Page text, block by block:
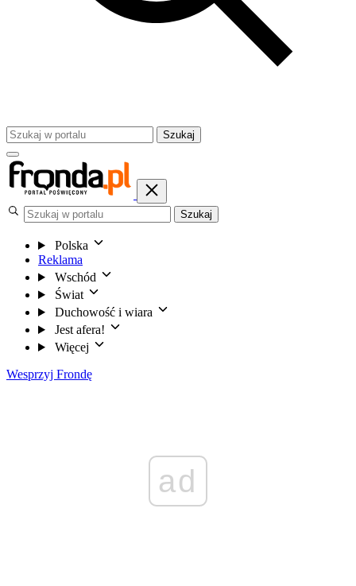
Szukaj
Szukaj
Polska
Reklama
Wschód
Świat
Duchowość i wiara
Jest afera!
Więcej
Wesprzyj Frondę
ad